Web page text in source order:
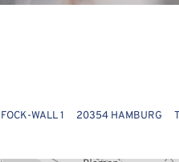
FOCK-WALL 1 20354 HAMBURG